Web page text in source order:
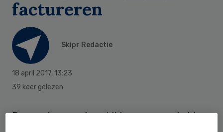
factureren
Skipr Redactie
18 april 2017, 13:23
39 keer gelezen
De regels voor eigen bijdragen voor de Wmo